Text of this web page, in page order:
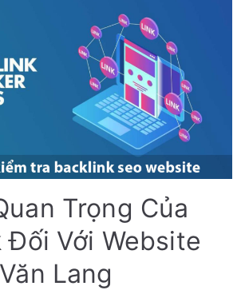
Trọng Của
Đối Với Website
Lang